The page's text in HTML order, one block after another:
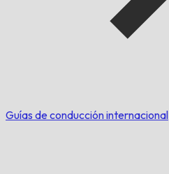
Guías de conducción internacional